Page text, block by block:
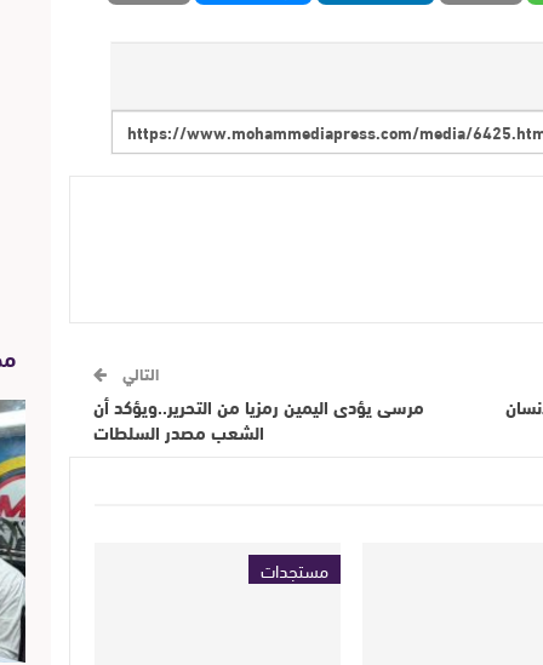
التالي
مرسى يؤدى اليمين رمزيا من التحرير..ويؤكد أن
الشعب مصدر السلطات
مستجدات